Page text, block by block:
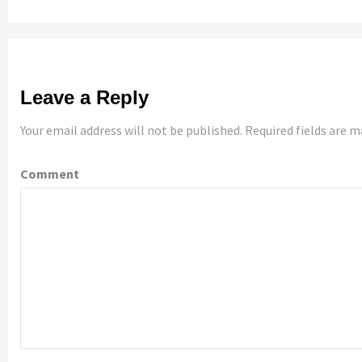
Leave a Reply
Your email address will not be published. Required fields are
Comment